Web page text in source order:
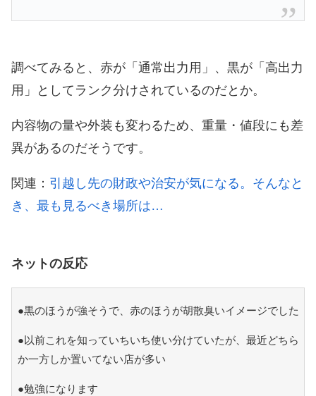
調べてみると、赤が「通常出力用」、黒が「高出力
用」としてランク分けされているのだとか。
内容物の量や外装も変わるため、重量・値段にも差
異があるのだそうです。
関連： 引越し先の財政や治安が気になる。そんなと
き、最も見るべき場所は…
ネットの反応
●黒のほうが強そうで、赤のほうが胡散臭いイメージでした
●以前これを知っていちいち使い分けていたが、最近どちら
か一方しか置いてない店が多い
●勉強になります